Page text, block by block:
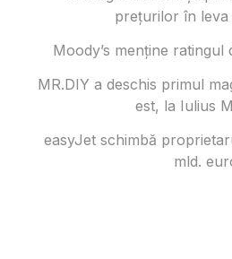
prețurilor în ​​leva
Moody’s menține ratingul
MR.DIY a deschis primul
est, la Iulius
easyJet schimbă
mld.